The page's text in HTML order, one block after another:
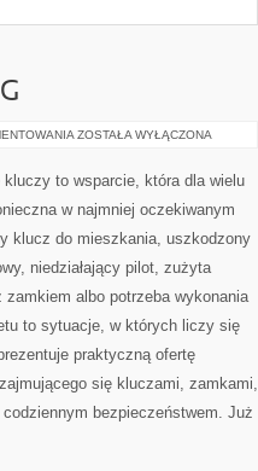
HISTORIE
DRÓG
ZOSTAŁA WYŁĄCZONA
kluczy to wsparcie, która dla wielu
w najmniej oczekiwanym
klucz do mieszkania, uszkodzony
niedziałający pilot, zużyta
zamkiem albo potrzeba wykonania
to sytuacje, w których liczy się
praktyczną ofertę
się kluczami, zamkami,
bezpieczeństwem. Już